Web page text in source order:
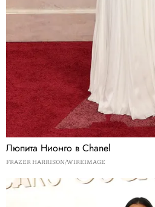
Люпита Нионго в Chanel
FRAZER HARRISON/WIREIMAGE